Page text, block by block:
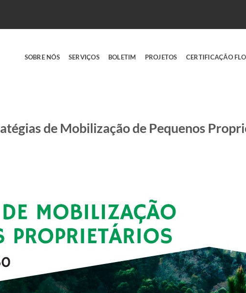
SOBRE NÓS SERVIÇOS BOLETIM PROJETOS CERTIFICAÇÃO
de Mobilização de Pequenos